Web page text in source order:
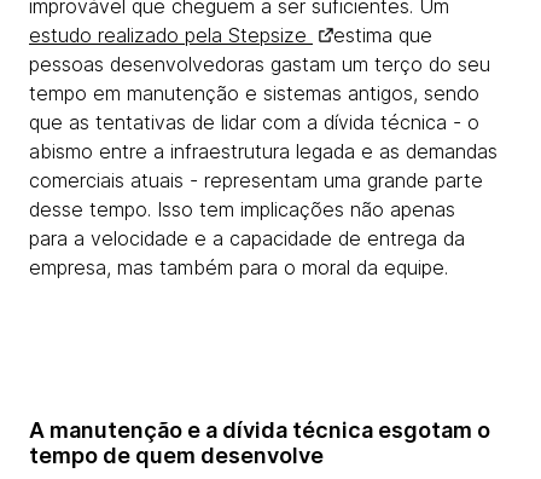
improvável que cheguem a ser suficientes. Um
estudo realizado pela Stepsize
estima que
pessoas desenvolvedoras gastam um terço do seu
tempo em manutenção e sistemas antigos, sendo
que as tentativas de lidar com a dívida técnica - o
abismo entre a infraestrutura legada e as demandas
comerciais atuais - representam uma grande parte
desse tempo. Isso tem implicações não apenas
para a velocidade e a capacidade de entrega da
empresa, mas também para o moral da equipe.
A manutenção e a dívida técnica esgotam o
tempo de quem desenvolve